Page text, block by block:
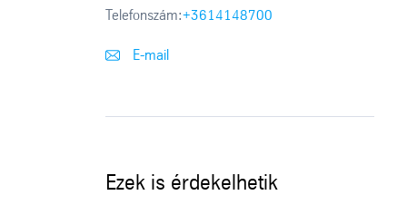
Telefonszám:+3614148700
E-mail
Ezek is érdekelhetik